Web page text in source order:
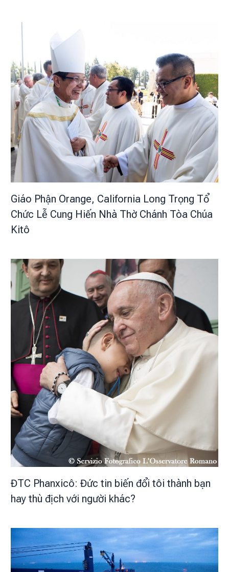
Giáo Phận Orange, California Long Trọng Tổ
Chức Lễ Cung Hiến Nhà Thờ Chánh Tòa Chúa
Kitô
ĐTC Phanxicô: Đức tin biến đổi tôi thành bạn
hay thù địch với người khác?